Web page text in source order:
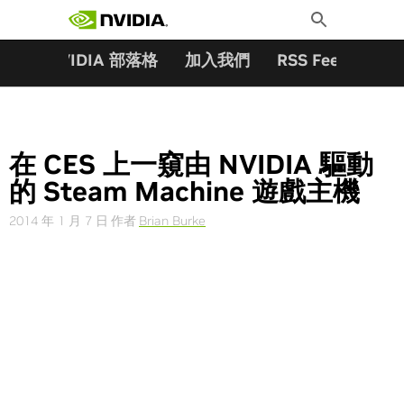
Toggle
Search
NVIDIA 部落格 加入我們 RSS Feeds
在 CES 上一窺由 NVIDIA 驅動
的 Steam Machine 遊戲主機
2014 年 1 月 7 日 作者 Brian Burke